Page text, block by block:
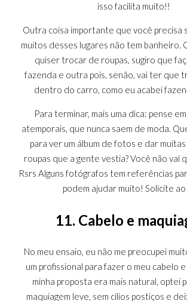
isso facilita muito!!
Outra coisa importante que você precisa
muitos desses lugares não tem banheiro.
quiser trocar de roupas, sugiro que
fazenda e outra pois, senão, vai ter que
dentro do carro, como eu acabei
Para terminar, mais uma dica: pense
atemporais, que nunca saem de moda.
para ver um álbum de fotos e dar
roupas que a gente vestia? Você não vai
Rsrs Alguns fotógrafos tem referências
podem ajudar muito! Solicite ao
11. Cabelo e
No meu ensaio, eu não me preocupei
um profissional para fazer o meu cabelo
minha proposta era mais natural, optei
maquiagem leve, sem cílios postiços e